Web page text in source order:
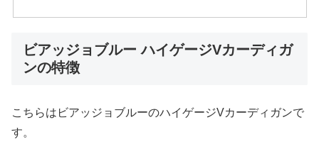
ビアッジョブルー ハイゲージVカーディガ
ンの特徴
こちらはビアッジョブルーのハイゲージVカーディガンで
す。